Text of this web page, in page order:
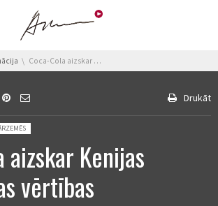
Coca-Cola aizskar Kenijas sabiedrības vērtības
Drukāt
aizskar Kenijas
vērtības